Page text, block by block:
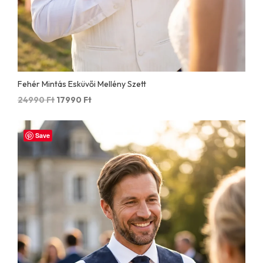
Fehér Mintás Esküvői Mellény Szett
24990Ft Original
was:
24990 Ft.
17990 FtCurrent
17990 Ft.
Save